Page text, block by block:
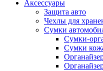
Аксессуары
Защита авто
Чехлы для
Сумки
Сумки-
Сумки